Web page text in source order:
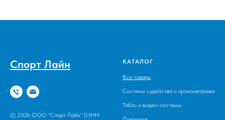
Спорт Лайн
© 2026 ООО "Спорт Лайн" (ИНН
КАТАЛОГ
Все товары
Системы судейства и хронометража
Табло и видео-системы